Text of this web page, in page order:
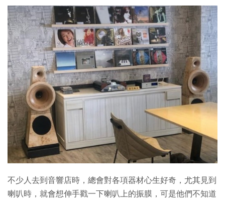
EduTech
IT Times
生成式AI與雲端應用
Enterprise Digital Transformation
特集
不少人去到音響店時，總會對各項器材心生好奇，尤其見到
喇叭時，就會想伸手戳一下喇叭上的振膜，可是他們不知道